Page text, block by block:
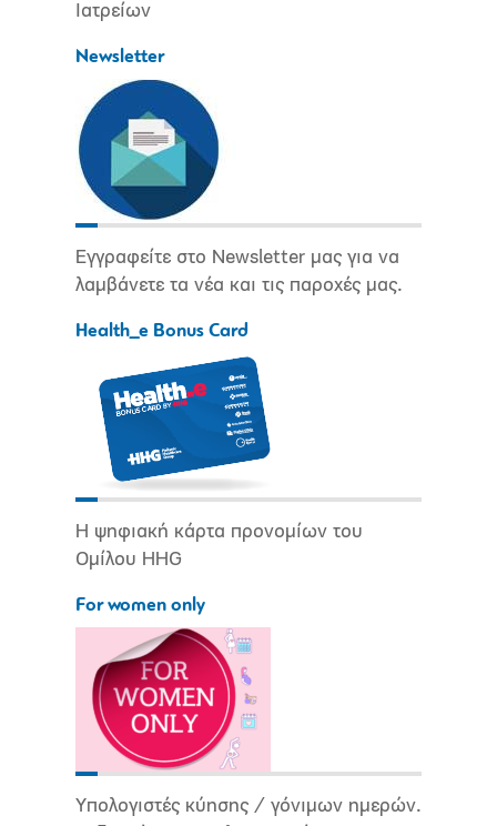
Ιατρείων
Newsletter
Εγγραφείτε στο Newsletter μας για να
λαμβάνετε τα νέα και τις παροχές μας.
Health_e Bonus Card
Η ψηφιακή κάρτα προνομίων του
Ομίλου HHG
For women only
Υπολογιστές κύησης / γόνιμων ημερών.